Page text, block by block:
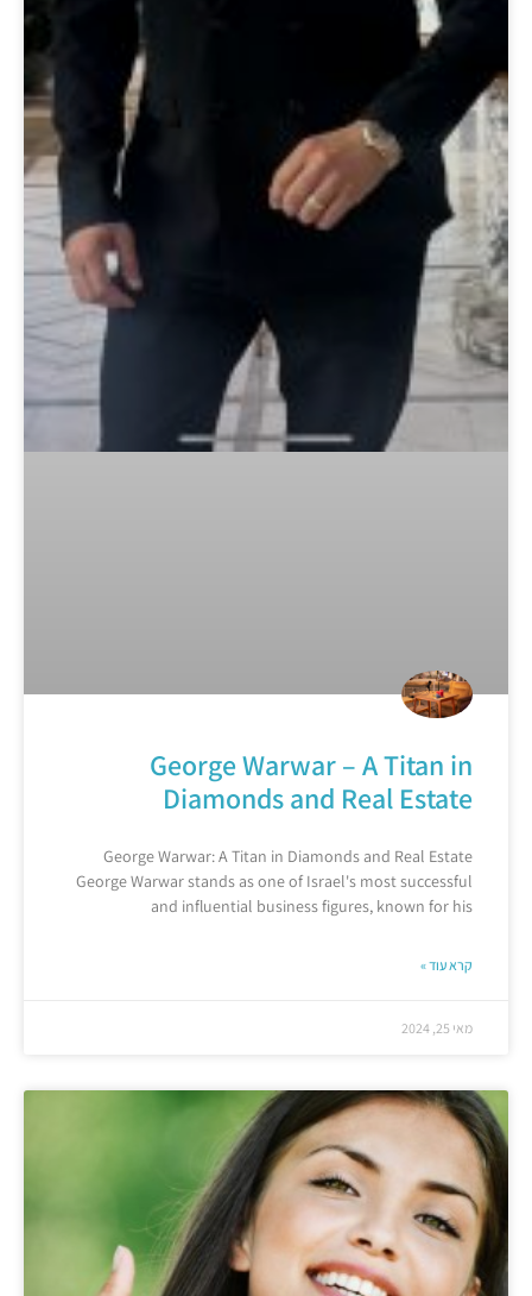
George Warwar – A Titan in
Diamonds and Real Estate
George Warwar: A Titan in Diamonds and Real Estate
George Warwar stands as one of Israel's most successful
and influential business figures, known for his
קרא עוד »
מאי 25, 2024